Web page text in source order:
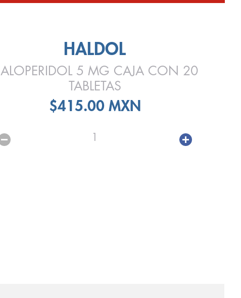
HALDOL
5 MG CAJA CON 20
TABLETAS
$415.00 MXN
1